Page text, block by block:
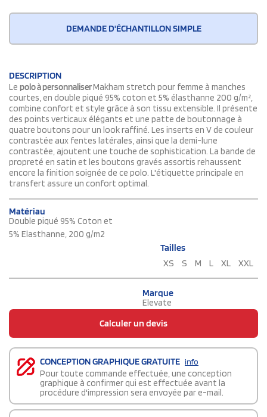
DEMANDE D'ÉCHANTILLON SIMPLE
DESCRIPTION
Le polo à personnaliserMakham stretch pour femme à manches
courtes, en double piqué 95% coton et 5% élasthanne 200 g/m²,
combine confort et style grâce à son tissu extensible. Il présente
des points verticaux élégants et une patte de boutonnage à
quatre boutons pour un look raffiné. Les inserts en V de couleur
contrastée aux fentes latérales, ainsi que la demi-lune
contrastée, ajoutent une touche de sophistication. La bande de
propreté en satin et les boutons gravés assortis rehaussent
encore la finition soignée de ce polo. L'étiquette principale en
transfert assure un confort optimal.
Matériau
Double piqué 95% Coton et
5% Elasthanne, 200 g/m2
Tailles
XS
S M L XL XXL
Marque
Elevate
Calculer un devis
CONCEPTION GRAPHIQUE GRATUITE info
Pour toute commande effectuée, une conception
graphique à confirmer qui est effectuée avant la
procédure d'impression sera envoyée par e-mail.